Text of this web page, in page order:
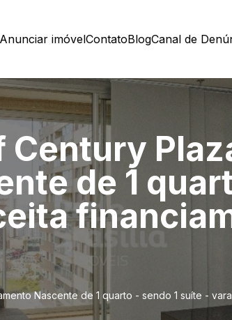
Anunciar imóvelContatoBlogCanal de
Century
de 1
Nascente de 1 quarto - sendo 1 suíte -